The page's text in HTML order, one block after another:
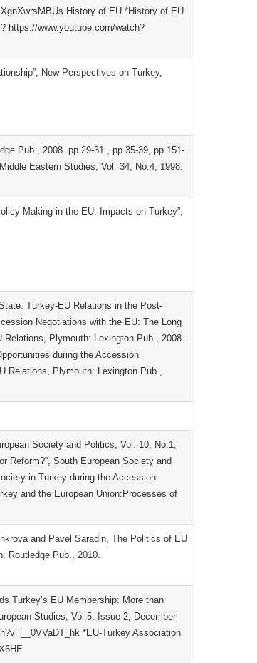
History of EU *History of EU
https://www.youtube.com/watch?
New Perspectives on Turkey,
Pub., 2008. pp.29-31., pp.35-39, pp.151-
Eastern Studies, Vol. 34, No.4, 1998.
Making in the EU: Impacts on Turkey”,
Turkey-EU Relations in the Post-
Negotiations with the EU: The Long
Plymouth: Lexington Pub., 2008.
during the Accession
Relations, Plymouth: Lexington Pub.,
Society and Politics, Vol. 10, No.1,
Reform?”, South European Society and
in Turkey during the Accession
and the European Union:Processes of
and Pavel Saradin, The Politics of EU
Routledge Pub., 2010.
Turkey’s EU Membership: More than
Studies, Vol.5. Issue 2, December
*EU-Turkey Association